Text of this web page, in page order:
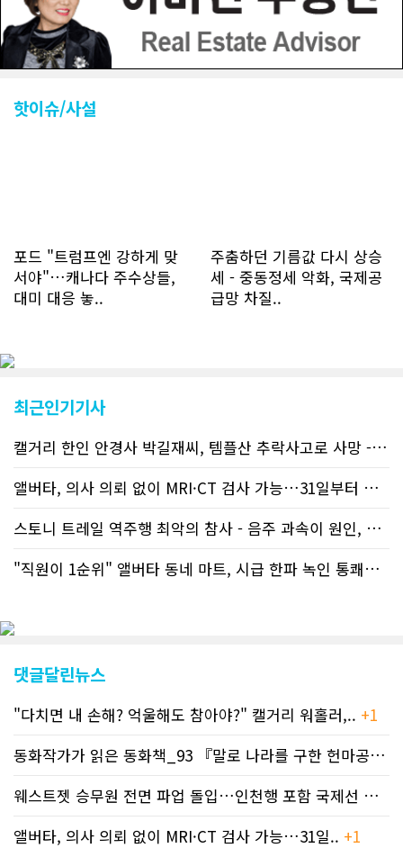
핫이슈/사설
포드 "트럼프엔 강하게 맞
서야"…캐나다 주수상들,
대미 대응 놓..
주춤하던 기름값 다시 상승
세 - 중동정세 악화, 국제공
급망 차질..
최근인기기사
캘거리 한인 안경사 박길재씨, 템플산 추락사고로 사망 - 헬기 구조..
앨버타, 의사 의뢰 없이 MRI·CT 검사 가능…31일부터 자비 부..
스토니 트레일 역주행 최악의 참사 - 음주 과속이 원인, 4명 사망..
"직원이 1순위" 앨버타 동네 마트, 시급 한파 녹인 통쾌한 반란 ..
댓글달린뉴스
"다치면 내 손해? 억울해도 참아야?" 캘거리 워홀러,.. +1
동화작가가 읽은 동화책_93 『말로 나라를 구한 헌마공..+2
웨스트젯 승무원 전면 파업 돌입…인천행 포함 국제선 줄..
앨버타, 의사 의뢰 없이 MRI·CT 검사 가능…31일.. +1